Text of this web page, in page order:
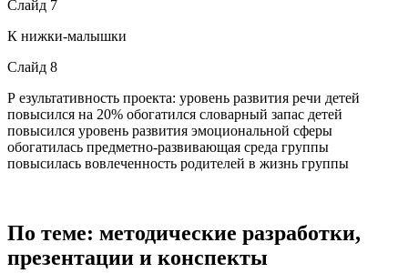
Слайд 7
К нижки-малышки
Слайд 8
Р езультативность проекта: уровень развития речи детей
повысился на 20% обогатился словарный запас детей
повысился уровень развития эмоциональной сферы
обогатилась предметно-развивающая среда группы
повысилась вовлеченность родителей в жизнь группы
По теме: методические разработки,
презентации и конспекты